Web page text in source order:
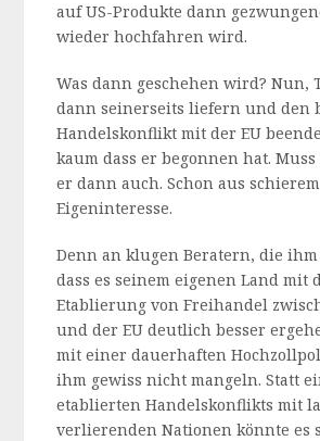
auf US-Produkte dann
wieder hochfahren wird.
Was dann geschehen wird? Nun,
dann seinerseits liefern und den
Handelskonflikt mit der EU
kaum dass er begonnen hat.
er dann auch. Schon aus schierem
Eigeninteresse.
Denn an klugen Beratern, die
dass es seinem eigenen Land mit
Etablierung von Freihandel
und der EU deutlich besser
mit einer dauerhaften
ihm gewiss nicht mangeln. Statt
etablierten Handelskonflikts mit
verlierenden Nationen könnte es